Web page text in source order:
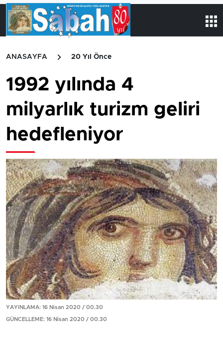
ANASAYFA 20 Yıl Önce
1992 yılında 4
milyarlık turizm geliri
hedefleniyor
YAYINLAMA: 16 Nisan 2020 / 00.30
GÜNCELLEME: 16 Nisan 2020 / 00.30